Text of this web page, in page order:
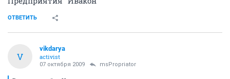
ОТВЕТИТЬ
V
vikdarya
activist
07 октября 2009 msPropriator